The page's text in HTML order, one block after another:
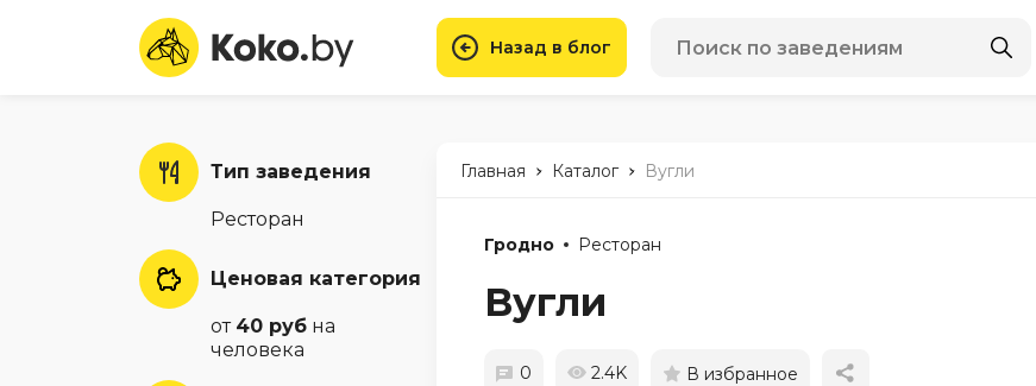
Назад в блог
Тип заведения
Ресторан
Ценовая категория
от 40 руб на
человека
Главная - Каталог - Вугли
Гродно Ресторан
Вугли
0 2.4K В избранное